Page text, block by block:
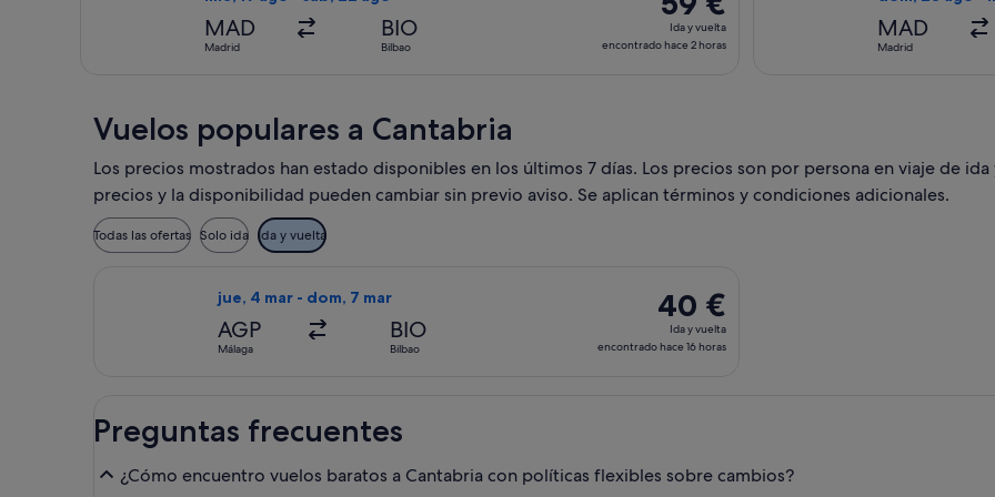
3 días
MAD
Madrid
BIO
Bilbao
Ida
y
Ida y vuelta
encontrado hace 2 horas
MAD
Madrid
Vuelos populares a Cantabria
Los precios mostrados han estado disponibles en los últimos 7 días. Los precios son por persona en viaje de
precios y la disponibilidad pueden cambiar sin previo aviso. Se aplican términos y condiciones adicionales.
Todas las ofertas Solo ida Ida y vuelta
jue, 4 mar - dom, 7 mar
AGP
Málaga
BIO
Bilbao
40 €
Ida
y
40 €
Ida y vuelta
encontrado hace 16 horas
Preguntas frecuentes
¿Cómo encuentro vuelos baratos a Cantabria con políticas flexibles sobre cambios?